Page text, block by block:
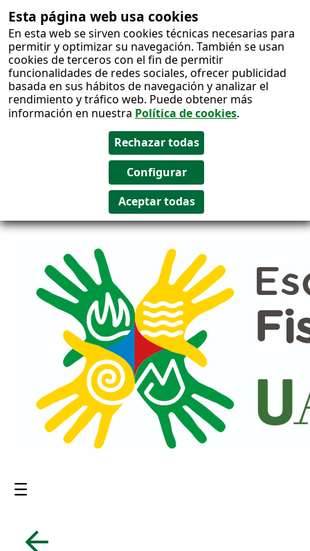
Esta página web usa cookies
En esta web se sirven cookies técnicas necesarias para
permitir y optimizar su navegación. También se usan
cookies de terceros con el fin de permitir
funcionalidades de redes sociales, ofrecer publicidad
basada en sus hábitos de navegación y analizar el
rendimiento y tráfico web. Puede obtener más
información en nuestra Política de cookies.
Salto al
contenido
Contenido principal